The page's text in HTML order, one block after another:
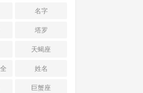
名字
塔罗
天蝎座
姓名
巨蟹座